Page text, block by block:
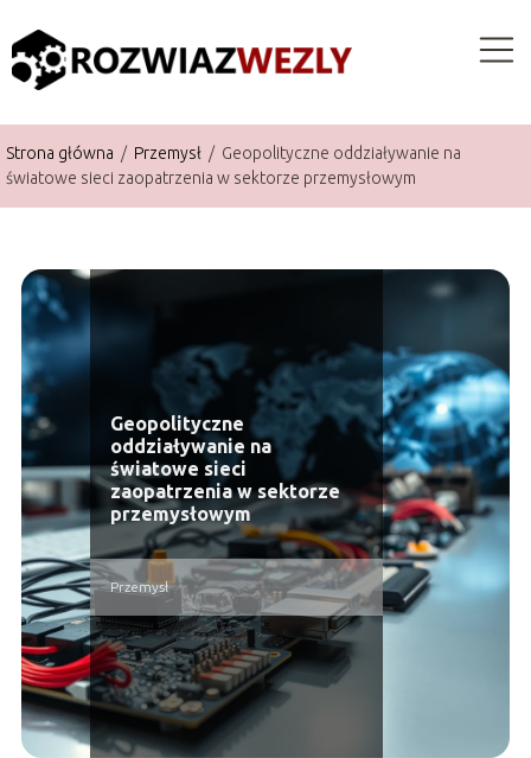
Strona główna / Przemysł / Geopolityczne oddziaływanie na
światowe sieci zaopatrzenia w sektorze przemysłowym
Geopolityczne
oddziaływanie na
światowe sieci
zaopatrzenia w sektorze
przemysłowym
Przemysł